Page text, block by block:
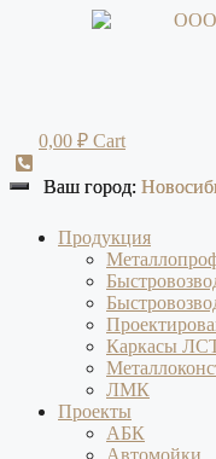
0,00 ₽ Cart
Продукция
Каркасы
ЛМК
Проекты
АБК
Автомойки
Ваш город:
Ваш город: